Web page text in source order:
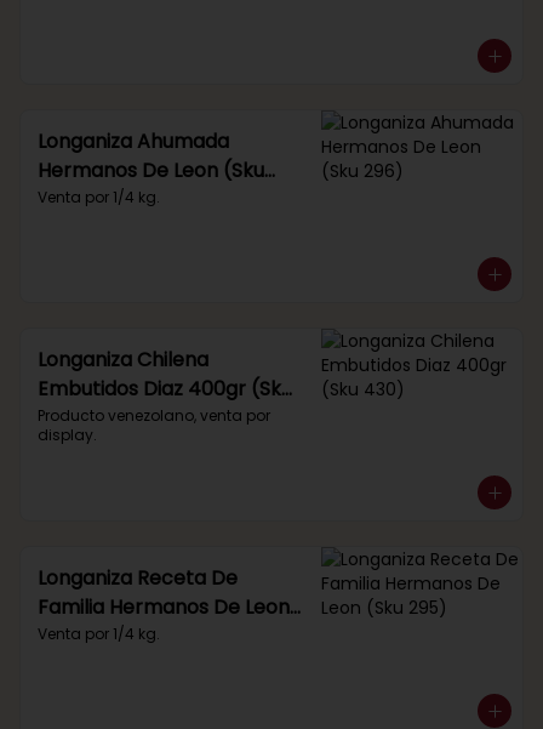
Longaniza Ahumada
Hermanos De Leon (Sku
296)
Venta por 1/4 kg.
Longaniza Chilena
Embutidos Diaz 400gr (Sku
430)
Producto venezolano, venta por
display.
Longaniza Receta De
Familia Hermanos De Leon
(Sku 295)
Venta por 1/4 kg.